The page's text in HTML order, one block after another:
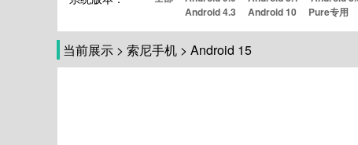
Android 4.3
Android 10 Pure专用
当前展示 > 索尼手机 > Android 15